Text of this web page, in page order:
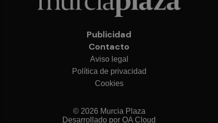
Publicidad
Contacto
Aviso legal
Política de privacidad
Cookies
© 2026 Murcia Plaza
Desarrollado por OA Cloud